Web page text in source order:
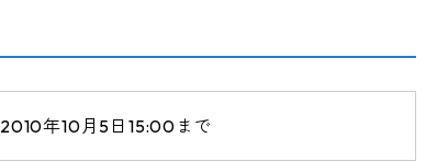
年10月5日15:00まで